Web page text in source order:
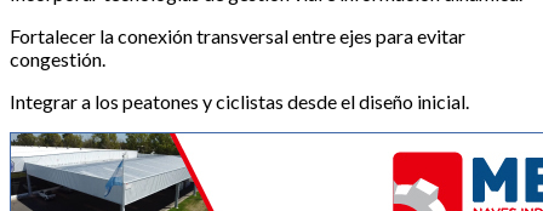
Fortalecer la conexión transversal entre ejes para evitar
congestión.
Integrar a los peatones y ciclistas desde el diseño inicial.